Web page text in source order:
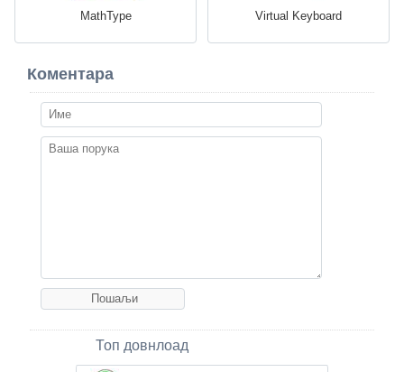
MathType Virtual Keyboard
Коментара
Топ довнлоад